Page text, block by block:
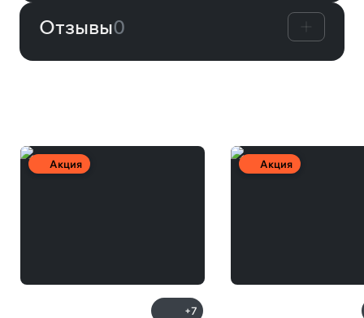
Отзывы0
Акция
+7
Акция